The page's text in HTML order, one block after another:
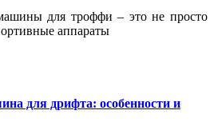
для троффи – это не просто
аппараты
для дрифта: особенности и